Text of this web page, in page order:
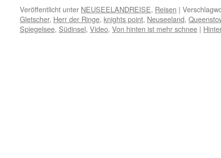
Veröffentlicht unter NEUSEELANDREISE, Reisen |
Gletscher, Herr der Ringe, knights point, Neuseeland,
Spiegelsee, Südinsel, Video, Von hinten ist mehr schnee |